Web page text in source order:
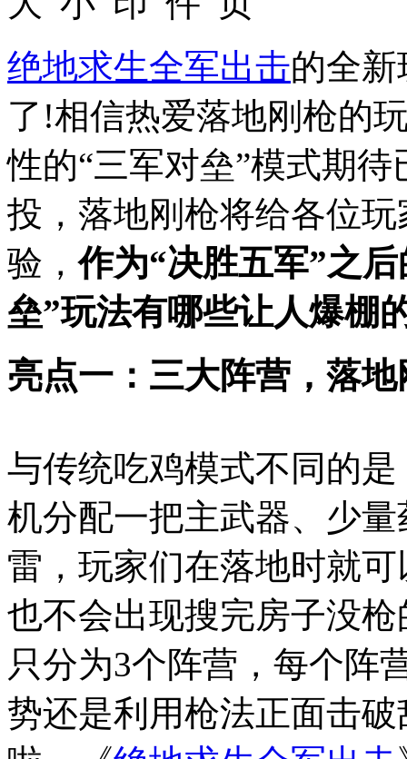
绝地求生全军出击的全新
了!相信热爱落地刚枪的
性的“三军对垒”模式期
投，落地刚枪将给各位
验，作为“决胜五军”之
垒”玩法有哪些让人爆棚
亮点一：三大阵营，落
与传统吃鸡模式不同的
机分配一把主武器、少
雷，玩家们在落地时就
也不会出现搜完房子没
只分为3个阵营，每个阵
势还是利用枪法正面击